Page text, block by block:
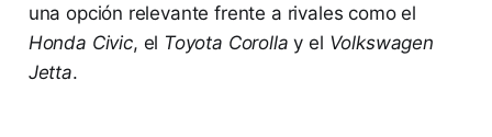
una opción relevante frente a rivales como el
Honda Civic, el Toyota Corolla y el Volkswagen
Jetta.